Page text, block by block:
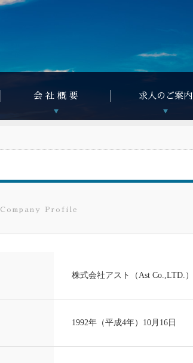
会 社 概 要 求人のご案内
Company Profile
株式会社アスト（Ast Co.,LTD.）
1992年（平成4年）10月16日